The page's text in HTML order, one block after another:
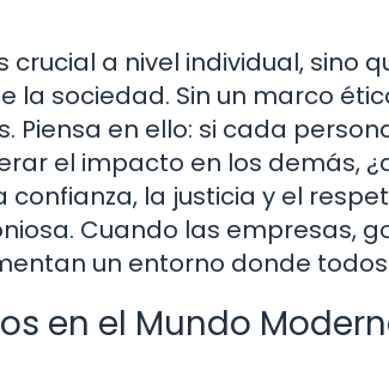
crucial a nivel individual,
la sociedad. Sin un marco
Piensa en ello: si cada
el impacto en los demás,
confianza, la justicia y el
Cuando las empresas,
un entorno donde
en el Mundo